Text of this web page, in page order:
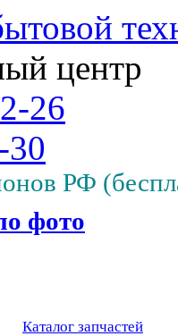
центр
26
30
РФ
фото
Каталог запчастей